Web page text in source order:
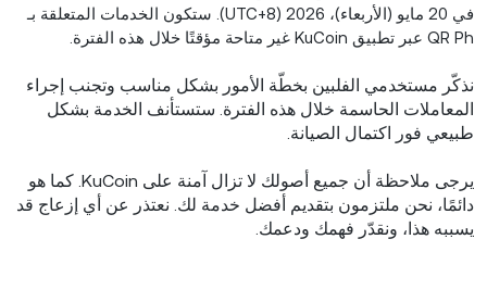
في 20 مايو (الأربعاء)، 2026 (UTC+8). ستكون الخدمات المتعلقة بـ
QR Ph عبر تطبيق KuCoin غير متاحة مؤقتًا خلال هذه الفترة.
نذكّر مستخدمي الفلبين بخطّة الأمور بشكل مناسب وتجنب إجراء
المعاملات الحاسمة خلال هذه الفترة. ستستأنف الخدمة بشكل
طبيعي فور اكتمال الصيانة.
يرجى ملاحظة أن جميع أصولك لا تزال آمنة على KuCoin. كما هو
دائمًا، نحن ملتزمون بتقديم أفضل خدمة لك. نعتذر عن أي إزعاج قد
يسببه هذا، ونقدّر فهمك ودعمك.